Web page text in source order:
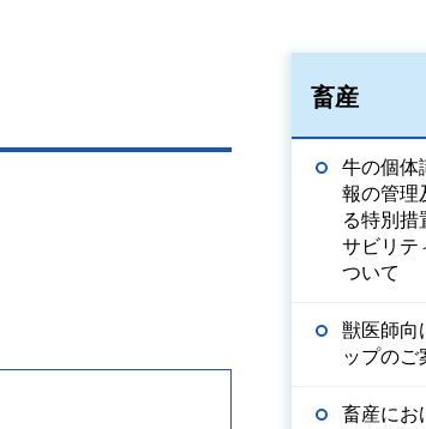
畜産
牛の個体
報の管理
る特別措
サビリテ
ついて
獣医師向
ップのご
畜産にお